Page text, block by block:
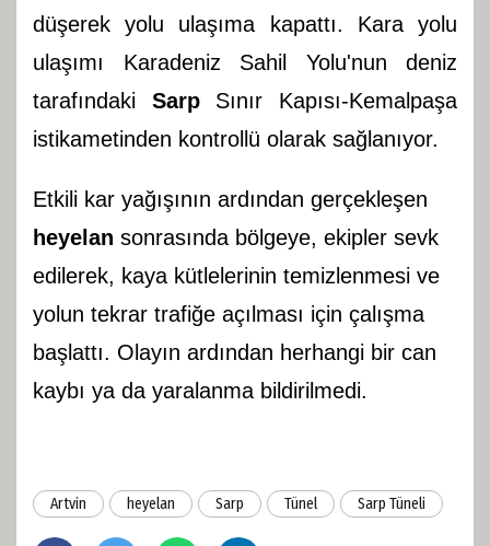
düşerek yolu ulaşıma kapattı. Kara yolu
ulaşımı Karadeniz Sahil Yolu'nun deniz
tarafındaki SarpSınır Kapısı-Kemalpaşa
istikametinden kontrollü olarak sağlanıyor.
Etkili kar yağışının ardından gerçekleşen
heyelan sonrasında bölgeye, ekipler sevk
edilerek, kaya kütlelerinin temizlenmesi ve
yolun tekrar trafiğe açılması için çalışma
başlattı. Olayın ardından herhangi bir can
kaybı ya da yaralanma bildirilmedi.
Artvin heyelan Sarp Tünel Sarp Tüneli